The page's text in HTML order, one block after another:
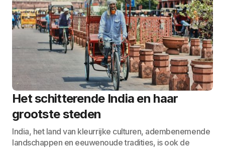
Het schitterende India en haar
grootste steden
India, het land van kleurrijke culturen, adembenemende
landschappen en eeuwenoude tradities, is ook de